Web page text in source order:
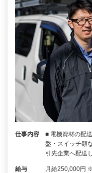
仕事内容
■ 電機資材の配
盤・スイッチ類
引先企業へ配送
給与 月給250,000円